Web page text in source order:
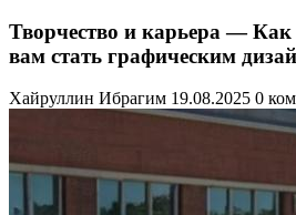
Творчество и карьера —
вам стать графическим
Хайруллин Ибрагим 19.08.2025 0